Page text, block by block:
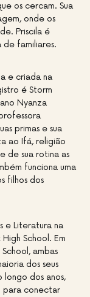
os cercam. Sua
onde os
Priscila é
de familiares.
e criada na
é Storm
Nyanza
primas e sua
ao Ifá, religião
de sua rotina as
funciona uma
filhos dos
e Literatura na
School. Em
ambas
dos seus
longo dos anos,
para conectar